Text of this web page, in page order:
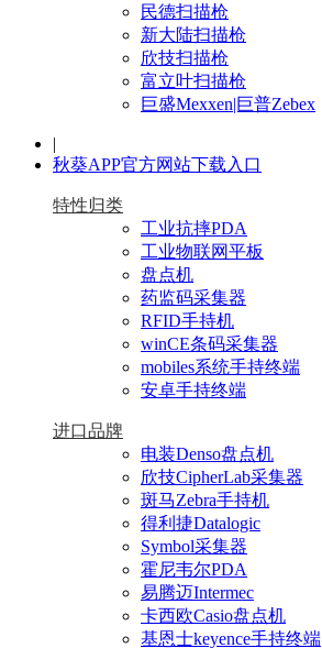
民德扫描枪
新大陆扫描枪
欣技扫描枪
富立叶扫描枪
巨盛Mexxen|巨普Zebex
|
秋葵APP官方网站下载入口
特性归类
工业抗摔PDA
工业物联网平板
盘点机
药监码采集器
RFID手持机
winCE条码采集器
mobiles系统手持终端
安卓手持终端
进口品牌
电装Denso盘点机
欣技CipherLab采集器
斑马Zebra手持机
得利捷Datalogic
Symbol采集器
霍尼韦尔PDA
易腾迈Intermec
卡西欧Casio盘点机
基恩士keyence手持终端